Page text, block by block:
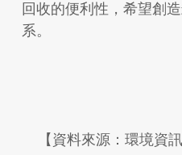
回收的便利性，希望創
系。
【資料來源：環境資訊